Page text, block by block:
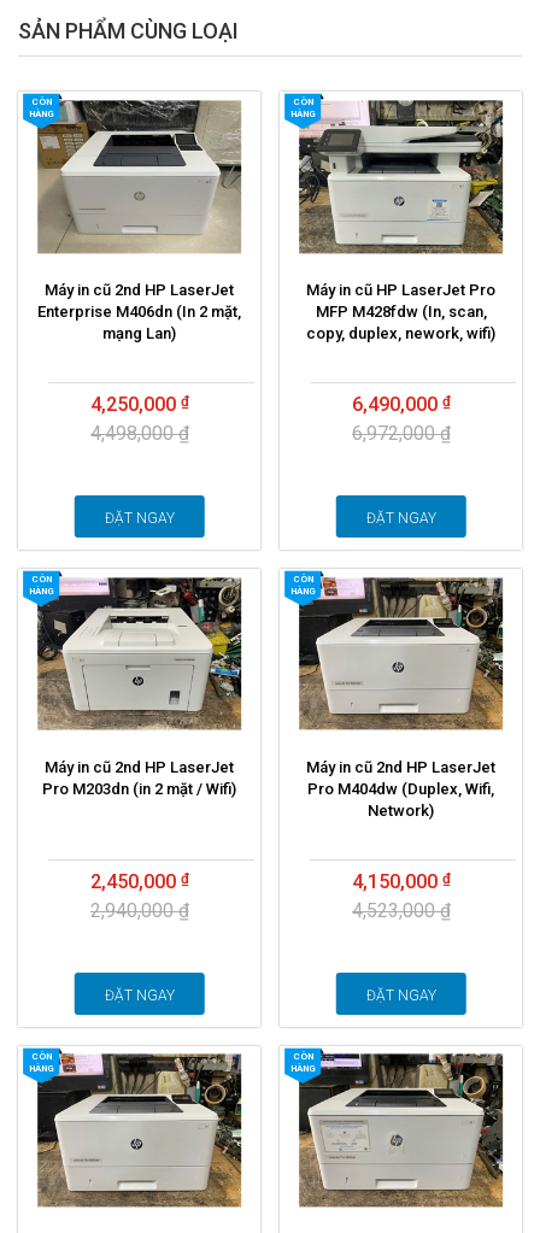
SẢN PHẨM CÙNG LOẠI
CÒN
HÀNG
Máy in cũ 2nd HP LaserJet
Enterprise M406dn (In 2 mặt,
mạng Lan)
4,250,000
4,498,000 ₫
ĐẶT NGAY
CÒN
HÀNG
Máy in cũ HP LaserJet Pro
MFP M428fdw (In, scan,
copy, duplex, nework, wifi)
6,490,000
6,972,000 ₫
ĐẶT NGAY
CÒN
HÀNG
Máy in cũ 2nd HP LaserJet
Pro M203dn (in 2 mặt / Wifi)
2,450,000
2,940,000 ₫
ĐẶT NGAY
CÒN
HÀNG
Máy in cũ 2nd HP LaserJet
Pro M404dw (Duplex, Wifi,
Network)
4,150,000
4,523,000 ₫
ĐẶT NGAY
CÒN
HÀNG
CÒN
HÀNG